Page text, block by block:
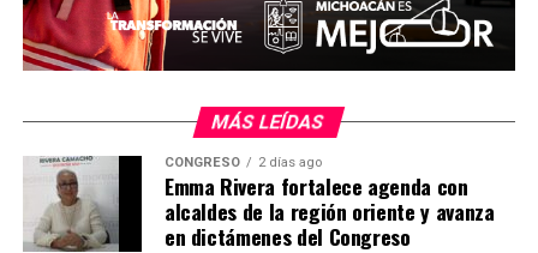
MiZitácuaro.
Comparte con:MÁS LEÍDAS
CONGRESO 2 días ago
Emma Rivera fortalece agenda con
alcaldes de la región oriente y avanza
en dictámenes del Congreso